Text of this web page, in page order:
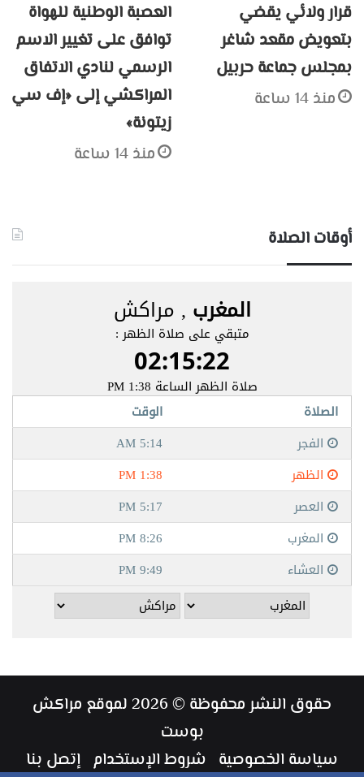
قرار ولائي يقضي
بتعويض مقعد شاغر
بمجلس جماعة حربيل
منذ 14 ساعة
العصبة الوطنية للهواة
توافق على تغيير الاسم
الرسمي لنادي الاتفاق
المراكشي إلى «إف سي
زيتونة»
منذ 14 ساعة
أوقات الصلاة
حقوق النشر محفوظة © 2026 لموقع مراكش
بوست
سياسة الخصوصية شروط الإستخدام إتصل بنا